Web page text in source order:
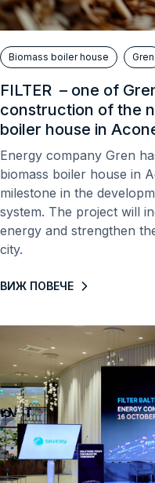
Biomass boiler house Gren
FILTER – one of
construction of the
boiler house in
Energy company Gren
biomass boiler house in
milestone in the
system. The project will
energy and strengthen
city.
ВИЖ ПОВЕЧЕ